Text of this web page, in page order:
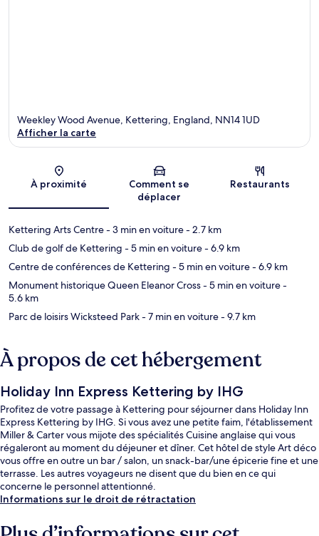
Carte
Weekley Wood Avenue, Kettering, England, NN14 1UD
Afficher la carte
À proximité
Comment se
déplacer
Restaurants
Kettering Arts Centre- 3 min en voiture- 2.7 km
Club de golf de Kettering - 5 min en voiture- 6.9 km
Centre de conférences de Kettering - 5 min en voiture- 6.9 km
Monument historique Queen Eleanor Cross- 5 min en voiture-
5.6 km
Parc de loisirs Wicksteed Park- 7 min en voiture- 9.7 km
À propos de cet hébergement
Holiday Inn Express Kettering by IHG
Profitez de votre passage à Kettering pour séjourner dans Holiday Inn
Express Kettering by IHG. Si vous avez une petite faim, l'établissement
Miller & Carter vous mijote des spécialités Cuisine anglaise qui vous
régaleront au moment du déjeuner et dîner. Cet hôtel de style Art déco
vous offre en outre un bar / salon, un snack-bar/une épicerie fine et une
terrasse. Les autres voyageurs ne disent que du bien en ce qui
concerne le personnel attentionné.
Informations sur le droit de rétractation